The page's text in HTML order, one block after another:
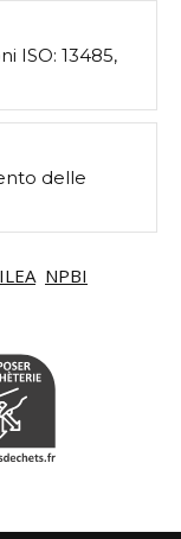
ISO: 13485,
delle
NPBI